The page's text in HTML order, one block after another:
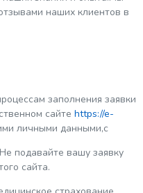
наших клиентов в
заполнения заявки
сайте https://e-
личными данными,с
подавайте вашу заявку
сайта.